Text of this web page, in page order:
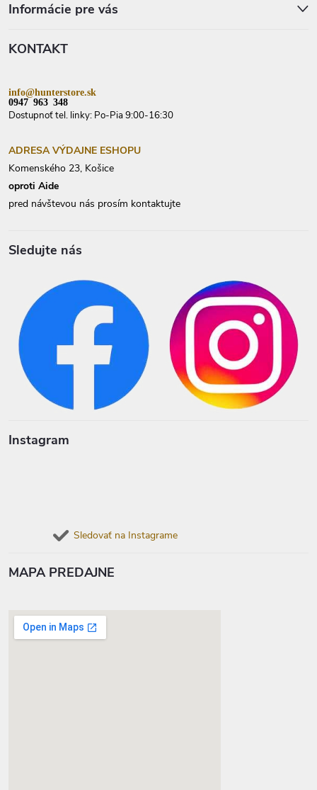
Informácie pre vás
KONTAKT
info@hunterstore.sk
0947 963 348
Dostupnoť tel. linky: Po-Pia 9:00-16:30
ADRESA VÝDAJNE ESHOPU
Komenského 23, Košice
oproti Aide
pred návštevou nás prosím kontaktujte
Sledujte nás
Instagram
Sledovať na Instagrame
MAPA PREDAJNE